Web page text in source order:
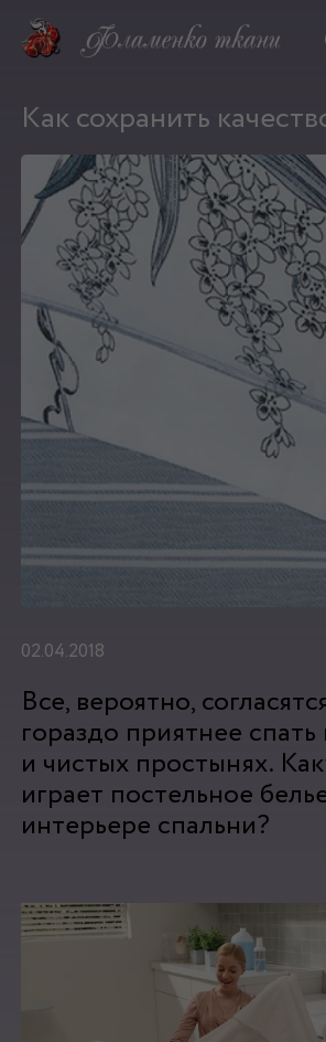
Как сохранить
02.04.2018
Все, вероятно,
гораздо приятнее
и чистых простынях.
играет постельное
интерьере спальни?